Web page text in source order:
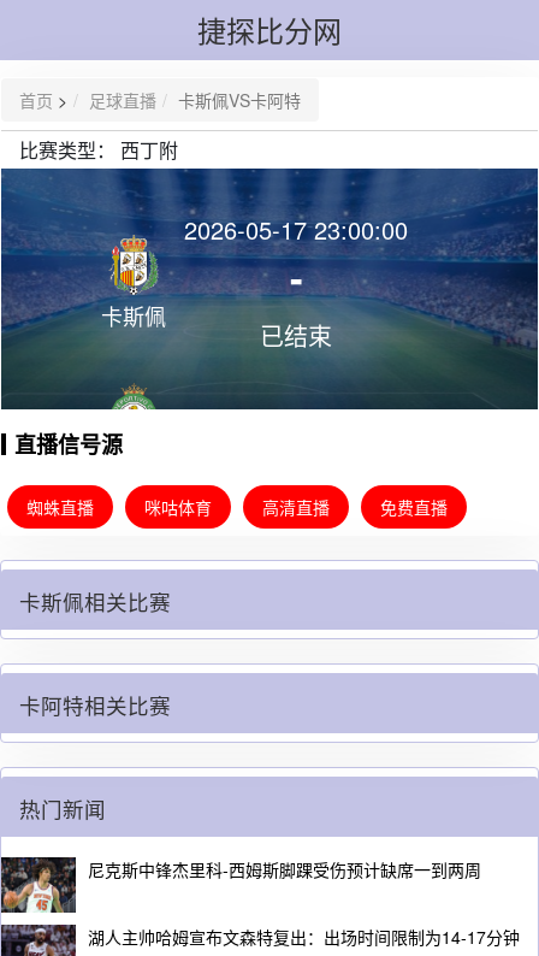
捷探比分网
首页 > 足球直播 卡斯佩VS卡阿特
比赛类型： 西丁附
卡斯佩
2026-05-17 23:00:00
-
已结束
卡阿特
直播信号源
蜘蛛直播 咪咕体育 高清直播 免费直播
卡斯佩相关比赛
卡阿特相关比赛
热门新闻
尼克斯中锋杰里科-西姆斯脚踝受伤预计缺席一到两周
湖人主帅哈姆宣布文森特复出：出场时间限制为14-17分钟